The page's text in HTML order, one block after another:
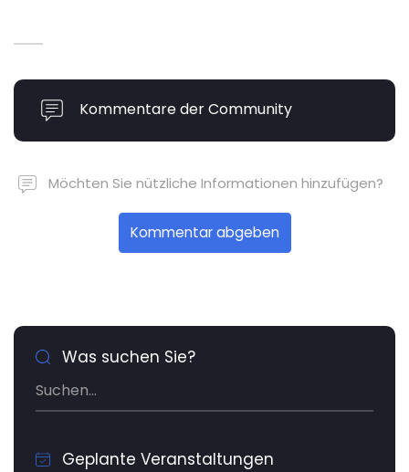
Kommentare der Community
Möchten Sie nützliche Informationen hinzufügen?
Kommentar abgeben
Was suchen Sie?
Geplante Veranstaltungen